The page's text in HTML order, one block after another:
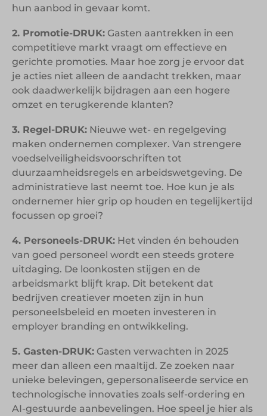
hun aanbod in gevaar komt.
2. Promotie-DRUK: Gasten aantrekken in een
competitieve markt vraagt om effectieve en
gerichte promoties. Maar hoe zorg je ervoor dat
je acties niet alleen de aandacht trekken, maar
ook daadwerkelijk bijdragen aan een hogere
omzet en terugkerende klanten?
3. Regel-DRUK: Nieuwe wet- en regelgeving
maken ondernemen complexer. Van strengere
voedselveiligheidsvoorschriften tot
duurzaamheidsregels en arbeidswetgeving. De
administratieve last neemt toe. Hoe kun je als
ondernemer hier grip op houden en tegelijkertijd
focussen op groei?
4. Personeels-DRUK: Het vinden én behouden
van goed personeel wordt een steeds grotere
uitdaging. De loonkosten stijgen en de
arbeidsmarkt blijft krap. Dit betekent dat
bedrijven creatiever moeten zijn in hun
personeelsbeleid en moeten investeren in
employer branding en ontwikkeling.
5. Gasten-DRUK: Gasten verwachten in 2025
meer dan alleen een maaltijd. Ze zoeken naar
unieke belevingen, gepersonaliseerde service en
technologische innovaties zoals self-ordering en
AI-gestuurde aanbevelingen. Hoe speel je hier als